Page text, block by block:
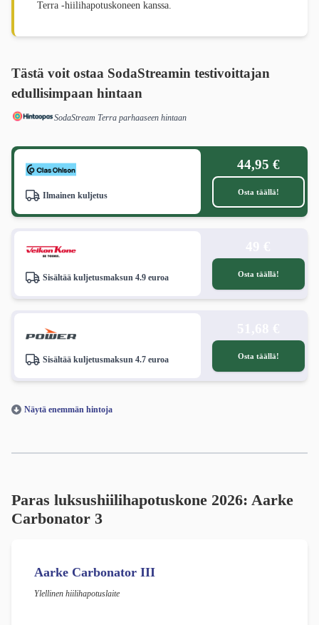
Terra -hiilihapotuskoneen kanssa.
Tästä voit ostaa SodaStreamin testivoittajan
edullisimpaan hintaan
SodaStream Terra parhaaseen hintaan
Ilmainen kuljetus
44,95 €
Osta täällä!
Sisältää kuljetusmaksun 4.9 euroa Osta täällä!
Sisältää kuljetusmaksun 4.7 euroa Osta täällä!
Näytä enemmän hintoja
Paras luksushiilihapotuskone 2026: Aarke
Carbonator 3
Aarke Carbonator III
Ylellinen hiilihapotuslaite